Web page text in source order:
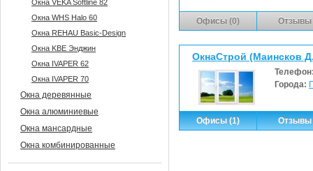
Офисы (0) Отзывы
ОкнаСтрой (Маинсков
Города:
Офисы (1) Отзывы
Окна VEKA Softline 82
Окна WHS Halo 60
Окна REHAU Basic-Design
Окна KBE Энджин
Окна IVAPER 62
Окна IVAPER 70
Окна деревянные
Окна алюминиевые
Окна мансардные
Окна комбинированные